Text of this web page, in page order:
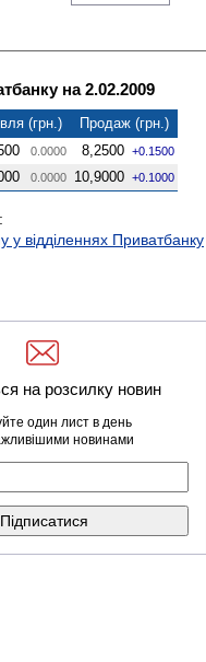
на 2.02.2009
(грн.)
Продаж (грн.)
0.0000 8,2500 +0.1500
0.0000 10,9000 +0.1000
у відділеннях Приватбанку
на розсилку новин
один лист в день
новинами